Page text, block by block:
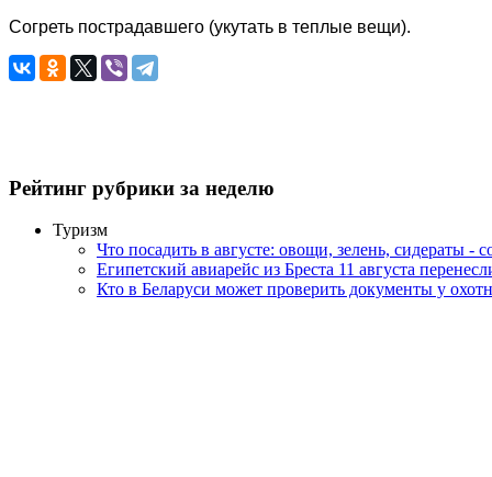
Согреть пострадавшего (укутать в теплые вещи).
Рейтинг рубрики за неделю
Туризм
Что посадить в августе: овощи, зелень, сидераты -
Египетский авиарейс из Бреста 11 августа
Кто в Беларуси может проверить документы у